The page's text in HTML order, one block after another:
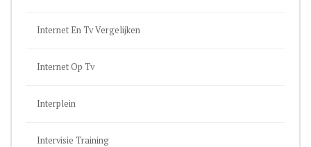
Internet En Tv Vergelijken
Internet Op Tv
Interplein
Intervisie Training